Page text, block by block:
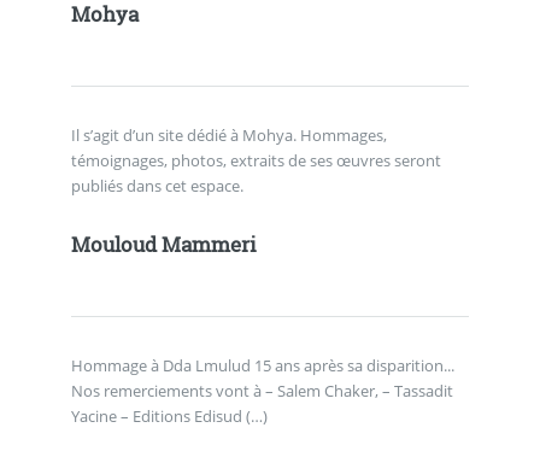
Mohya
Il s’agit d’un site dédié à Mohya. Hommages,
témoignages, photos, extraits de ses œuvres seront
publiés dans cet espace.
Mouloud Mammeri
Hommage à Dda Lmulud 15 ans après sa disparition...
Nos remerciements vont à – Salem Chaker, – Tassadit
Yacine – Editions Edisud (…)